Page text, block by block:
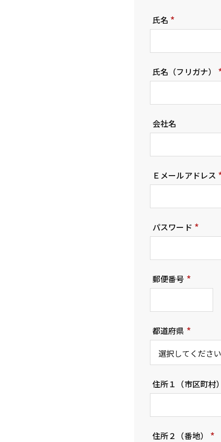
氏名
(
氏名（フリガナ）
(
会社名
Ｅメールアドレス
(
パスワード
(
郵便番号
(
)
都道府県
(
必
)
住所１（市区町村）
住所２（番地）